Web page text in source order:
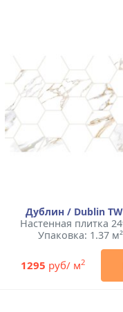
Дублин / Dublin
Настенная плитка
Упаковка: 1.37
1295 руб/ м2